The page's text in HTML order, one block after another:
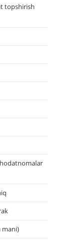
topshirish
mani)